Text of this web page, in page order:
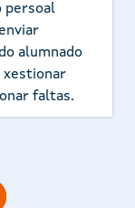
persoal
alumnado
xestionar
faltas.